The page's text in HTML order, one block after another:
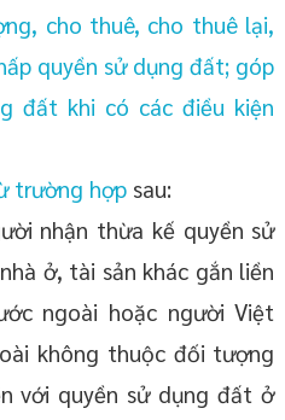
cho thuê, cho thuê lại,
quyền sử dụng đất; góp
đất khi có các điều kiện
trường hợpsau:
nhận thừa kế quyền sử
ở, tài sản khác gắn liền
ngoài hoặc người Việt
không thuộc đối tượng
với quyền sử dụng đất ở